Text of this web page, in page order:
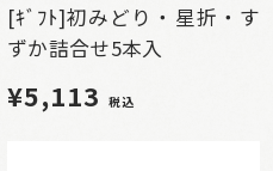
[ｷﾞﾌﾄ]初みどり・星折・す
ずか詰合せ5本入
¥5,113 税込